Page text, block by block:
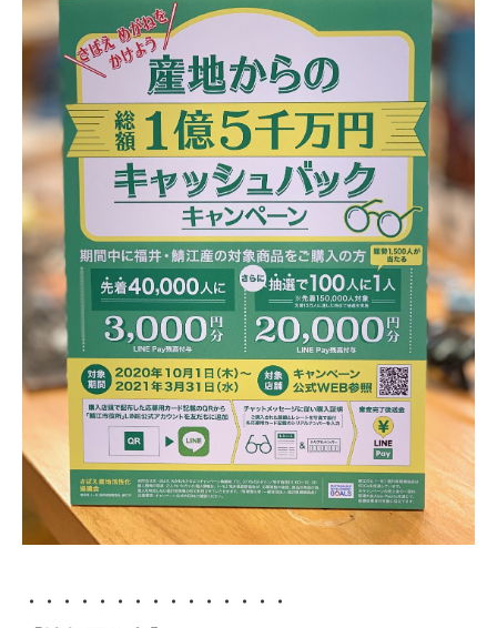
・・・・・・・・・・・・・・・